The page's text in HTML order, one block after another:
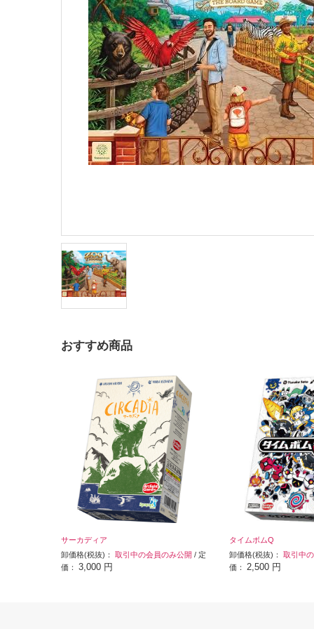
おすすめ商品
サーカディア
卸価格(税抜)： 取引中の会員のみ公開 / 定
価： 3,000 円
タイムボムQ
卸価格(税抜)： 取引中
価： 2,500 円